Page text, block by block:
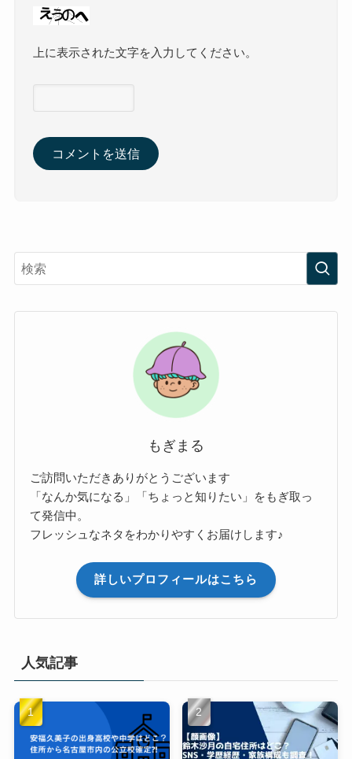
上に表示された文字を入力してください。
もぎまる
ご訪問いただきありがとうございます
「なんか気になる」「ちょっと知りたい」をもぎ取っ
て発信中。
フレッシュなネタをわかりやすくお届けします♪
詳しいプロフィールはこちら
人気記事